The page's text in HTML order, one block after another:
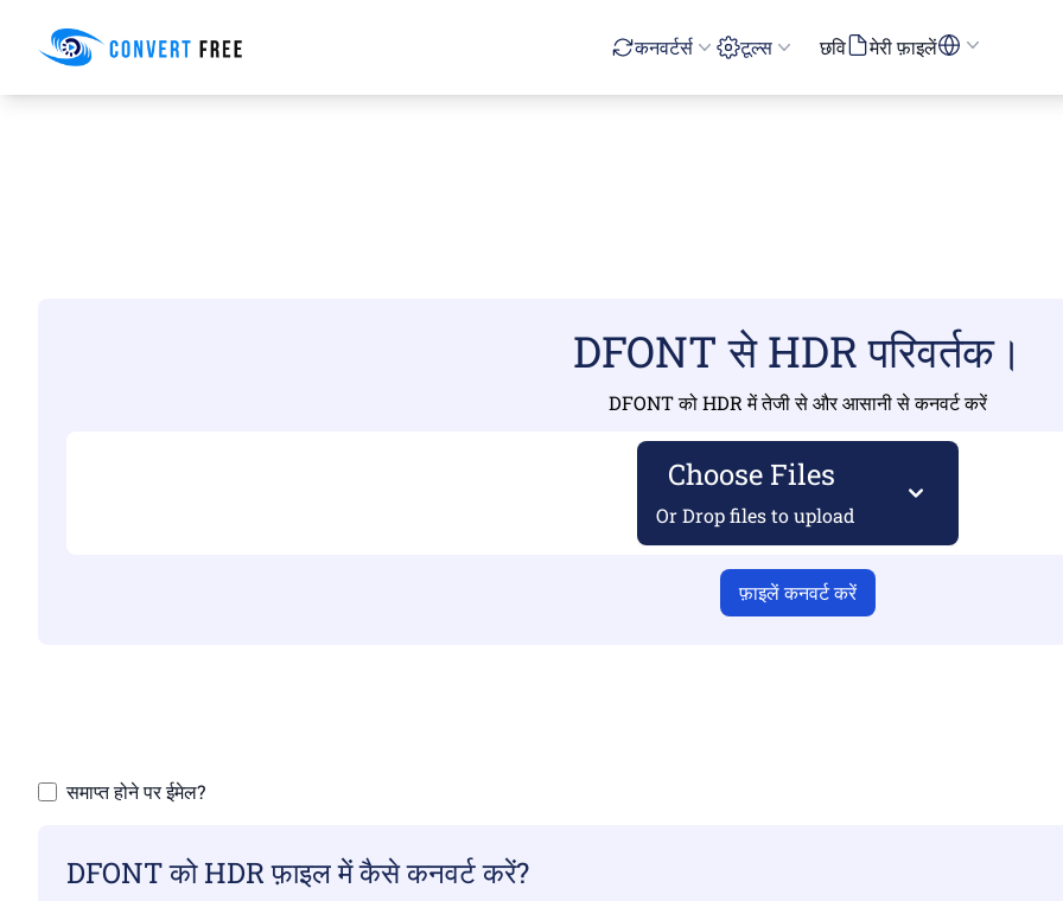
Convert Free कनवर्टर्स टूल्स छवि मेरी फ़ाइलें
DFONT से HDR परिवर्तक।
DFONT को HDR में तेजी से और आसानी से कनवर्ट करें
Choose Files
Or Drop files to upload
फ़ाइलें कनवर्ट करें
समाप्त होने पर ईमेल?
DFONT को HDR फ़ाइल में कैसे कनवर्ट करें?